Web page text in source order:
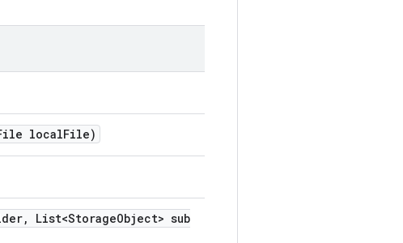
localFile)
, List<StorageObject> sub